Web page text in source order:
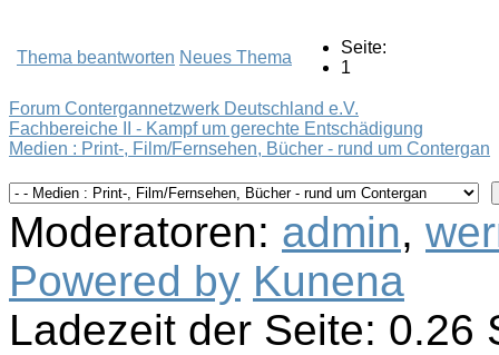
Thema beantworten Neues Thema
Seite:
1
Forum Contergannetzwerk Deutschland e.V.
Fachbereiche II - Kampf um gerechte Entschädigung
Medien : Print-, Film/Fernsehen, Bücher - rund um Contergan
Moderatoren: admin,
Powered by Kunena
Ladezeit der Seite: 0.26